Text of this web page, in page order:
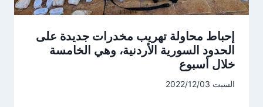
إحباط محاولة تهريب مخدرات جديدة على
الحدود السورية الأردنية، وهي الخامسة
خلال أسبوع
السبت 2022/12/03